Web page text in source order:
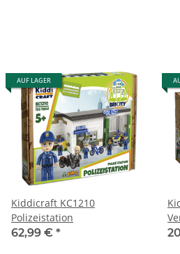
AUF LAGER
Kiddicraft KC1210
Polizeistation
62,99 € *